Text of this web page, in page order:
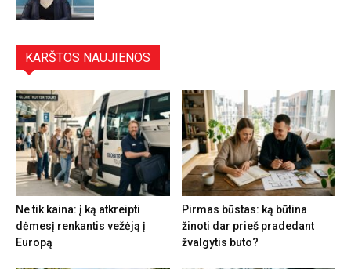
KARŠTOS NAUJIENOS
Ne tik kaina: į ką atkreipti
dėmesį renkantis vežėją į
Europą
Pirmas būstas: ką būtina
žinoti dar prieš pradedant
žvalgytis buto?